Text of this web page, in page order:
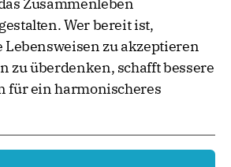
Zusammenleben
Wer bereit ist,
zu akzeptieren
zu überdenken, schafft bessere
für ein harmonischeres